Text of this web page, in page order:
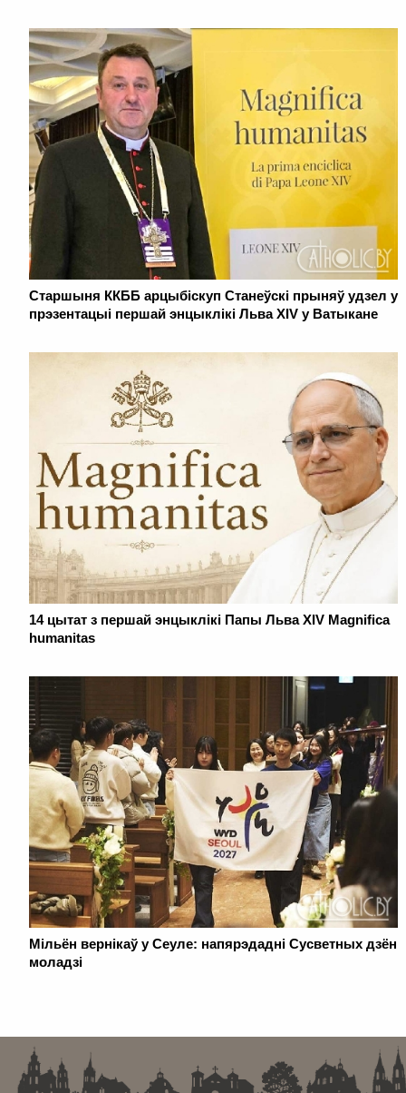
Старшыня ККББ арцыбіскуп Станеўскі прыняў удзел у
прэзентацыі першай энцыклікі Льва XIV у Ватыкане
14 цытат з першай энцыклікі Папы Льва XIV Magnifica
humanitas
Мільён вернікаў у Сеуле: напярэдадні Сусветных дзён
моладзі